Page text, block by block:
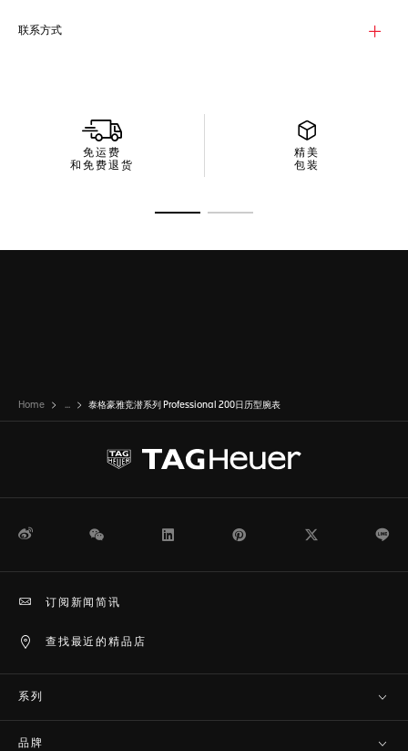
联系方式
免运费
和免费退货
精美
包装
Home ... 泰格豪雅竞潜系列 Professional 200日历型腕表
微博 WeChat Pinterest
查找最近的精品店
订阅新闻简讯
系列
品牌